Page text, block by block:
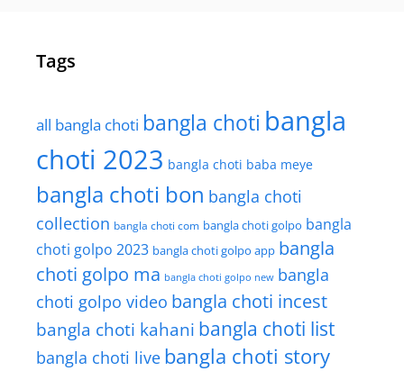
Tags
all bangla choti bangla choti bangla
choti 2023 bangla choti baba meye
bangla choti bon bangla choti
collection bangla choti com bangla choti golpo bangla
choti golpo 2023 bangla choti golpo app bangla
choti golpo ma bangla choti golpo new bangla
choti golpo video bangla choti incest
bangla choti kahani bangla choti list
bangla choti live bangla choti story